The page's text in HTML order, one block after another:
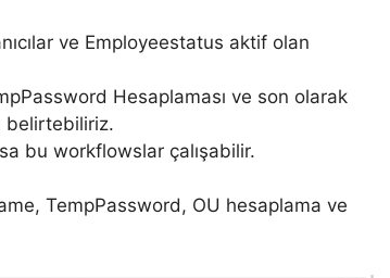
ve Employeestatus aktif olan
Hesaplaması ve son olarak
belirtebiliriz.
bu workflowslar çalışabilir.
TempPassword, OU hesaplama ve